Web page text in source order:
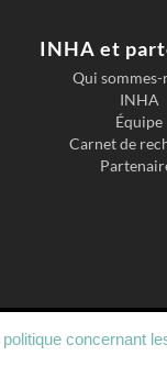
INHA et
Qui sommes-
INHA
Équipe
Carnet de
politique concernant